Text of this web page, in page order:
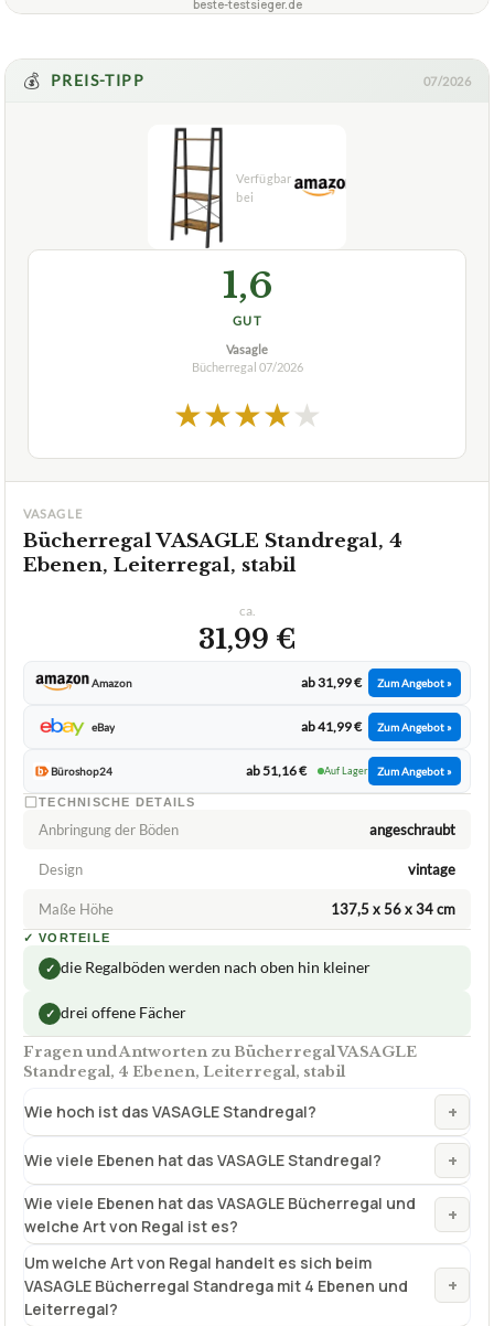
beste-testsieger.de
💰 PREIS-TIPP 07/2026
1,6
GUT
Vasagle
Bücherregal 07/2026
★★★★★
VASAGLE
Bücherregal VASAGLE Standregal, 4
Ebenen, Leiterregal, stabil
ca.
31,99 €
Amazon ab 31,99 € Zum Angebot »
eBay ab 41,99 € Zum Angebot »
Büroshop24 ab 51,16 € Auf Lager Zum Angebot »
TECHNISCHE DETAILS
Anbringung der Böden angeschraubt
Design vintage
Maße Höhe 137,5 x 56 x 34 cm
✓ VORTEILE
✓ die Regalböden werden nach oben hin kleiner
✓ drei offene Fächer
Fragen und Antworten zu Bücherregal VASAGLE
Standregal, 4 Ebenen, Leiterregal, stabil
Wie hoch ist das VASAGLE Standregal? +
Wie viele Ebenen hat das VASAGLE Standregal? +
Wie viele Ebenen hat das VASAGLE Bücherregal und
welche Art von Regal ist es?
+
Um welche Art von Regal handelt es sich beim
VASAGLE Bücherregal Standrega mit 4 Ebenen und
Leiterregal?
+